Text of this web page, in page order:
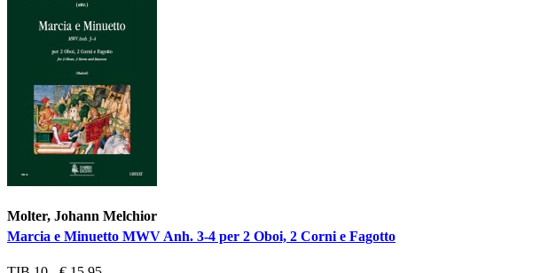
Molter, Johann Melchior
Marcia e Minuetto MWV Anh. 3-4 per 2 Oboi, 2 Corni e Fagotto